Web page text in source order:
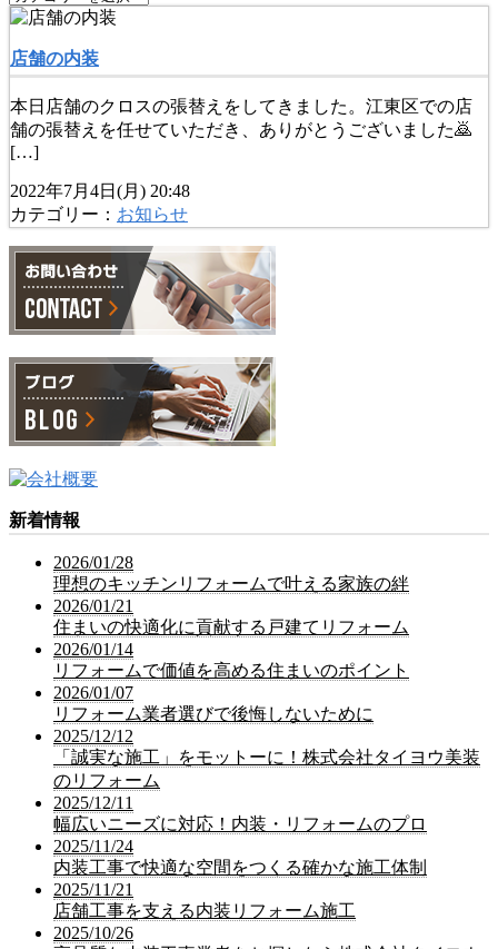
店舗の内装
本日店舗のクロスの張替えをしてきました。江東区での店
舗の張替えを任せていただき、ありがとうございました🙇
[…]
2022年7月4日(月) 20:48
カテゴリー： お知らせ
新着情報
2026/01/28
理想のキッチンリフォームで叶える家族の絆
2026/01/21
住まいの快適化に貢献する戸建てリフォーム
2026/01/14
リフォームで価値を高める住まいのポイント
2026/01/07
リフォーム業者選びで後悔しないために
2025/12/12
「誠実な施工」をモットーに！株式会社タイヨウ美装
のリフォーム
2025/12/11
幅広いニーズに対応！内装・リフォームのプロ
2025/11/24
内装工事で快適な空間をつくる確かな施工体制
2025/11/21
店舗工事を支える内装リフォーム施工
2025/10/26